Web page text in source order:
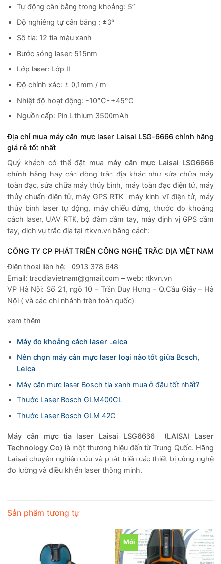
Tự động cân bằng trong khoảng: 5”
Độ nghiêng tự cân bằng : ±3º
Số tia: 12 tia màu xanh
Bước sóng laser: 515nm
Lớp laser: Lớp II
Độ chính xác: ± 0,1mm / m
Nhiệt độ hoạt động: -10°C~+45°C
Nguồn cấp: Pin Lithium 3500mAh
Địa chỉ mua máy cân mực laser Laisai LSG-6666 chính hãng
giá rẻ tốt nhất
Quý khách có thể đặt mua máy cân mực Laisai LSG6666
chính hãng hay các dòng trắc địa khác như sửa chữa máy
toàn đạc, sửa chữa máy thủy bình, máy toàn đạc điện tử, máy
thủy chuẩn điện tử, máy GPS RTK máy kinh vĩ điện tử, máy
thủy bình laser tự động, máy chiếu đứng, thước đo khoảng
cách laser, UAV RTK, bộ đàm cầm tay, máy định vị GPS cầm
tay, dịch vụ trắc địa tại rtkvn.vn bằng cách:
CÔNG TY CP PHÁT TRIỂN CÔNG NGHỆ TRẮC ĐỊA VIỆT NAM
Điện thoại liên hệ: 0913 378 648
Email: tracdiavietnam@gmail.com – web: rtkvn.vn
VP Hà Nội: Số 21, ngõ 10 – Trần Duy Hưng – Q.Cầu Giấy – Hà
Nội ( và các chi nhánh trên toàn quốc)
xem thêm
Máy đo khoảng cách laser Leica
Nên chọn máy cân mực laser loại nào tốt giữa Bosch,
Leica
Máy cân mực laser Bosch tia xanh mua ở đâu tốt nhất?
Thước Laser Bosch GLM400CL
Thước Laser Bosch GLM 42C
Máy cân mực tia laser Laisai LSG6666
(LAISAI Laser
Technology Co) là một thương hiệu đến từ Trung Quốc. Hãng
Laisai chuyên nghiên cứu và phát triển các thiết bị công nghệ
đo lường và điều khiển laser thông minh.
Sản phẩm tương tự
Mới